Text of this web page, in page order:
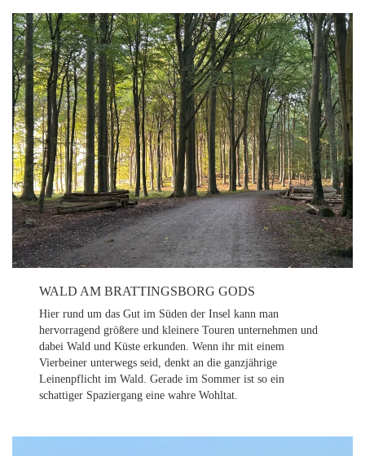
WALD AM BRATTINGSBORG GODS
Hier rund um das Gut im Süden der Insel kann man
hervorragend größere und kleinere Touren unternehmen und
dabei Wald und Küste erkunden. Wenn ihr mit einem
Vierbeiner unterwegs seid, denkt an die ganzjährige
Leinenpflicht im Wald. Gerade im Sommer ist so ein
schattiger Spaziergang eine wahre Wohltat.